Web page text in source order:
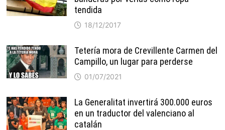
tendida
18/12/2017
Tetería mora de Crevillente Carmen del
Campillo, un lugar para perderse
01/07/2021
La Generalitat invertirá 300.000 euros
en un traductor del valenciano al
catalán